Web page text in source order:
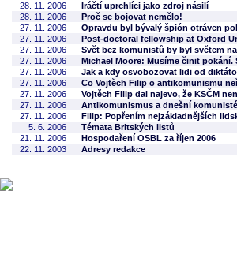
28. 11. 2006
Iráčtí uprchlíci jako zdroj násilí
28. 11. 2006
Proč se bojovat nemělo!
27. 11. 2006
Opravdu byl bývalý špión otráven
27. 11. 2006
Post-doctoral fellowship at Oxford
27. 11. 2006
Svět bez komunistů by byl světem
27. 11. 2006
Michael Moore: Musíme činit
27. 11. 2006
Jak a kdy osvobozovat lidi od
27. 11. 2006
Co Vojtěch Filip o antikomunismu
27. 11. 2006
Vojtěch Filip dal najevo, že KSČM
27. 11. 2006
Antikomunismus a dnešní komunisté
27. 11. 2006
Filip: Popřením nejzákladnějších
5. 6. 2006
Témata Britských listů
21. 11. 2006
Hospodaření OSBL za říjen 2006
22. 11. 2003
Adresy redakce